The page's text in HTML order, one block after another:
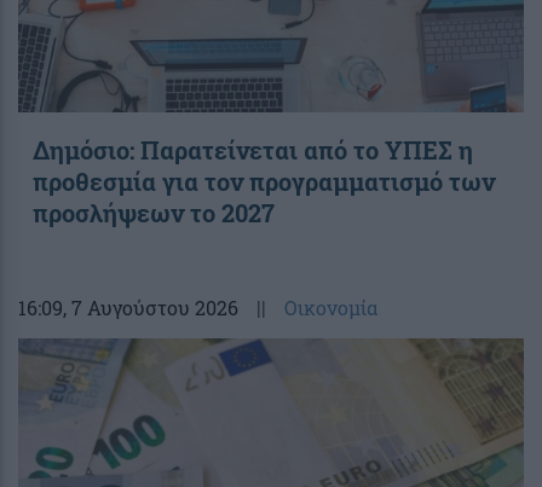
Δημόσιο: Παρατείνεται από το ΥΠΕΣ η
προθεσμία για τον προγραμματισμό των
προσλήψεων το 2027
16:09, 7 Αυγούστου 2026 || Οικονομία